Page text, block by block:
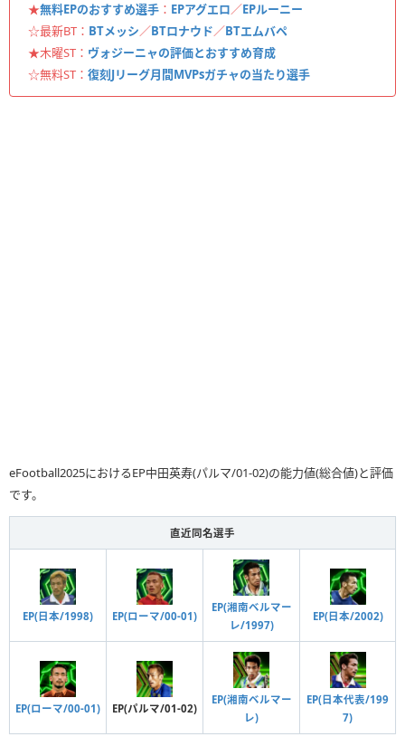
★無料EPのおすすめ選手 ： EPアグエロ／EPルーニー
☆最新BT： BTメッシ／BTロナウド／BTエムバペ
★木曜ST： ヴォジーニャの評価とおすすめ育成
☆無料ST： 復刻Jリーグ月間MVPsガチャの当たり選手
eFootball2025におけるEP中田英寿(パルマ/01-02)の能力値(総合値)と評価
です。
直近同名選手
EP(日本/1998) EP(ローマ/00-01)
EP(湘南ベルマー
レ/1997)
EP(日本/2002)
EP(ローマ/00-01) EP(パルマ/01-02)
EP(湘南ベルマー
レ)
EP(日本代表/199
7)